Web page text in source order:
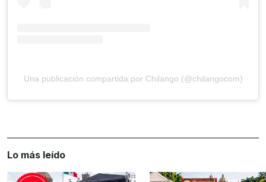
Una publicación compartida por Chilango (@chilangocom)
Lo más leído